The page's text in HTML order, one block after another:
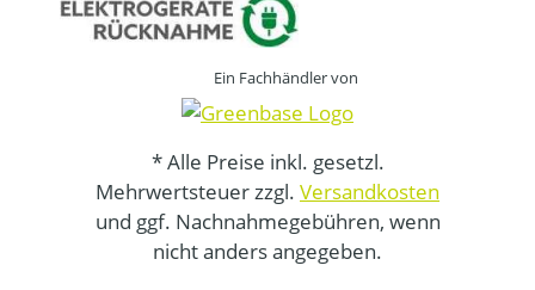
Ein Fachhändler von
* Alle Preise inkl. gesetzl.
Mehrwertsteuer zzgl. Versandkosten
und ggf. Nachnahmegebühren, wenn
nicht anders angegeben.